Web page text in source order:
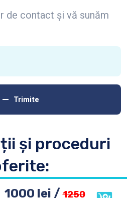
de contact și vă sunăm
Trimite
și proceduri
1000 lei /1250